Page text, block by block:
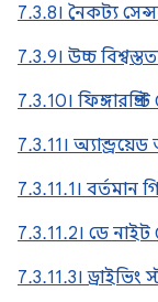
7.3.8। নৈকট্য
7.3.9। উচ্চ
7.3.10।
7.3.11।
7.3.11.1। বর্তমান
7.3.11.2। ডে
7.3.11.3। ড্রাইভিং